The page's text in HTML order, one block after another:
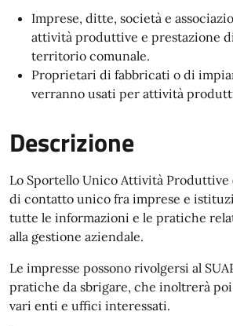
Imprese, ditte, società e
attività produttive e prestazione
territorio comunale.
Proprietari di fabbricati o di
verranno usati per attività
Descrizione
Lo Sportello Unico Attività Produttive
di contatto unico fra imprese e
tutte le informazioni e le pratiche
alla gestione aziendale.
Le impresse possono rivolgersi al
pratiche da sbrigare, che inoltrerà
vari enti e uffici interessati.